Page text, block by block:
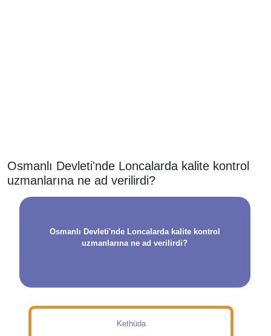
Osmanlı Devleti'nde Loncalarda kalite kontrol
uzmanlarına ne ad verilirdi?
Osmanlı Devleti'nde Loncalarda kalite kontrol
uzmanlarına ne ad verilirdi?
Kethüda